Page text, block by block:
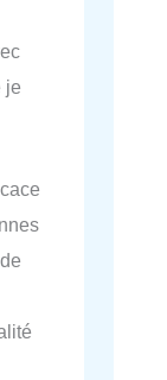
je